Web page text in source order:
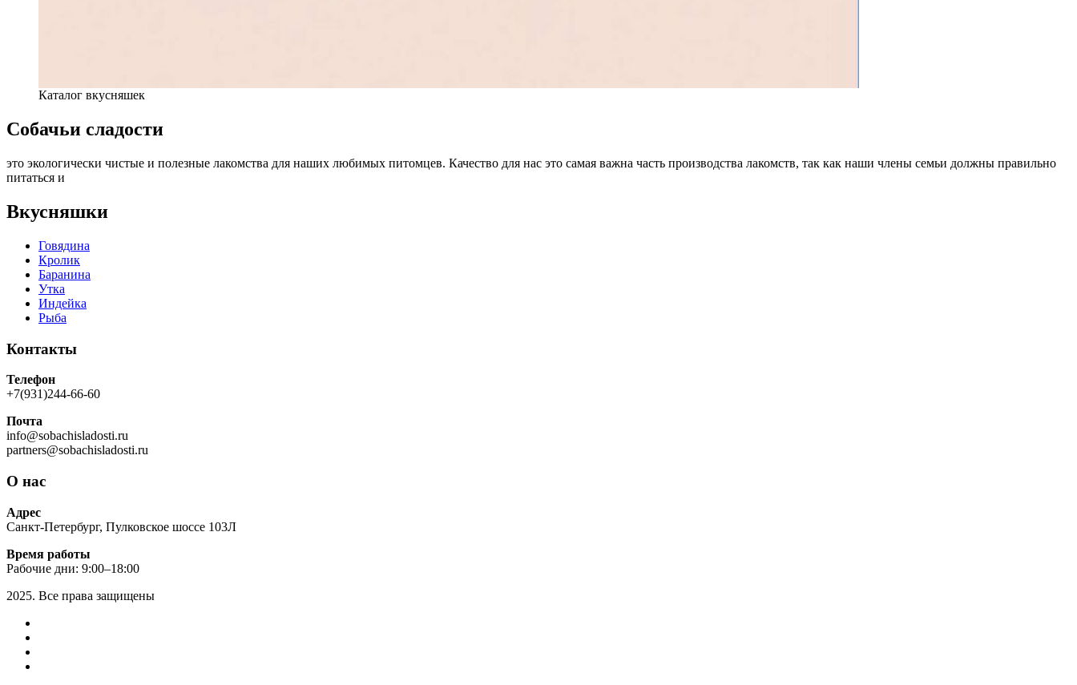
Каталог вкусняшек
Собачьи сладости
это экологически чистые и полезные лакомства для наших любимых питомцев. Качество для нас это самая важна часть производства лакомств, так как наши члены семьи должны правильно
питаться и
Вкусняшки
Говядина
Кролик
Баранина
Утка
Индейка
Рыба
Контакты
Телефон
+7(931)244-66-60
Почта
info@sobachisladosti.ru
partners@sobachisladosti.ru
О нас
Адрес
Санкт-Петербург, Пулковское шоссе 103Л
Время работы
Рабочие дни: 9:00–18:00
2025. Все права защищены